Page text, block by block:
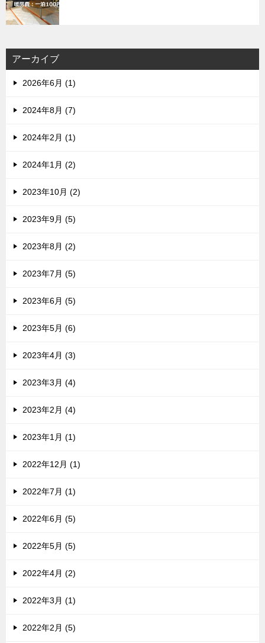
アーカイブ
2026年6月 (1)
2024年8月 (7)
2024年2月 (1)
2024年1月 (2)
2023年10月 (2)
2023年9月 (5)
2023年8月 (2)
2023年7月 (5)
2023年6月 (5)
2023年5月 (6)
2023年4月 (3)
2023年3月 (4)
2023年2月 (4)
2023年1月 (1)
2022年12月 (1)
2022年7月 (1)
2022年6月 (5)
2022年5月 (5)
2022年4月 (2)
2022年3月 (1)
2022年2月 (5)